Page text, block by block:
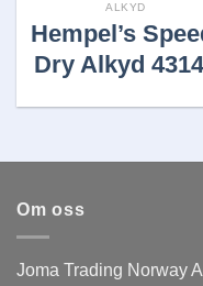
ALKYD
Hempel’s
Dry Alkyd
Om oss
Joma Trading Norway